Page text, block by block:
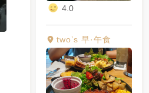
4.0
two’s 早·午食